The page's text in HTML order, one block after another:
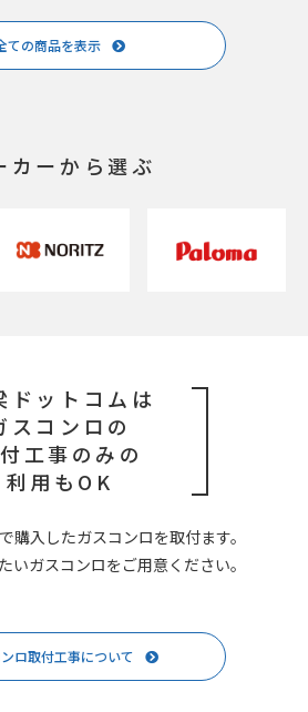
ての商品を表示
カーから選ぶ
ドットコムは
スコンロの
工事のみの
利用もOK
購入したガスコンロを取付ます。
いガスコンロをご用意ください。
ロ取付工事について